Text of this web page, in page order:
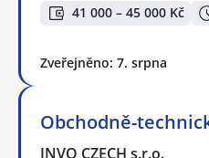
41 000 – 45 000 Kč
Zveřejněno: 7. srpna
Obchodně-
INVO CZECH s.r.o.